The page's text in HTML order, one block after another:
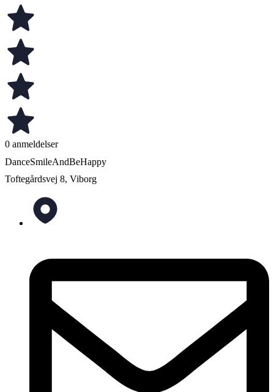
0 anmeldelser
DanceSmileAndBeHappy
Toftegårdsvej 8, Viborg